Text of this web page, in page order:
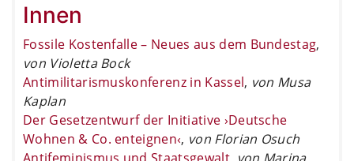
Innen
Fossile Kostenfalle – Neues aus dem Bundestag,
von Violetta Bock
Antimilitarismuskonferenz in Kassel, von Musa
Kaplan
Der Gesetzentwurf der Initiative ›Deutsche
Wohnen & Co. enteignen‹, von Florian Osuch